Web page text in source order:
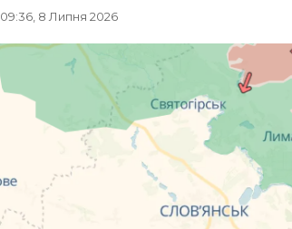
09:36, 8 Липня 2026